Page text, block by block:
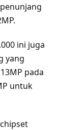
ini juga
yang
pada
untuk